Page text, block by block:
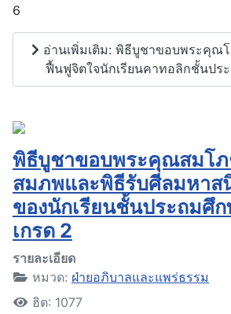
6
อ่านเพิ่มเติม: พิธีบูชาขอบพระคุณ
ฟื้นฟูจิตใจนักเรียนคาทอลิกชั้นปร
พิธีบูชาขอบพระคุณสมโ
สมภพและพิธีรับศีลมหาส
ของนักเรียนชั้นประถมศึ
เกรด 2
รายละเอียด
หมวด: ฝ่ายอภิบาลและแพร่ธรรม
ฮิต: 1077